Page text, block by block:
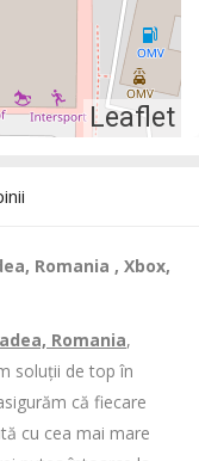
Leaflet
Romania , Xbox,
Romania,
soluții de top în
că fiecare
cu cea mai mare